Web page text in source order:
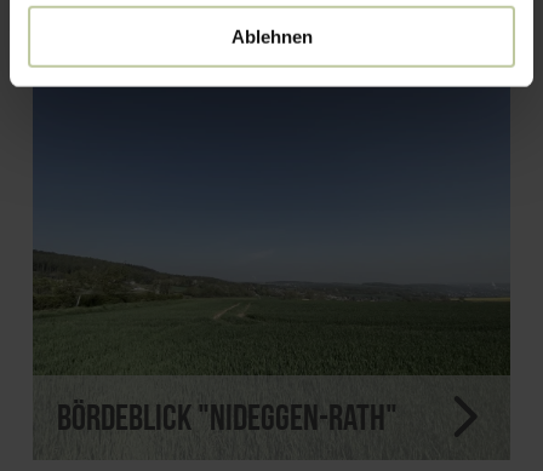
Ablehnen
Bördeblick "Nideggen-Rath"